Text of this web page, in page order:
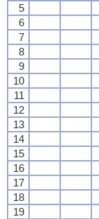
5
6
7
8
9
10
11
12
13
14
15
16
17
18
19